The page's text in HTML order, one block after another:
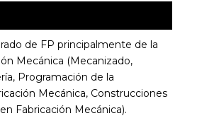
de FP principalmente de la
Mecánica (Mecanizado,
Programación de la
Mecánica, Construcciones
Fabricación Mecánica).